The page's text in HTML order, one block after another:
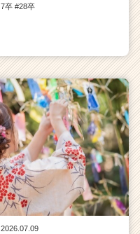
7卒 #28卒
2026.07.09